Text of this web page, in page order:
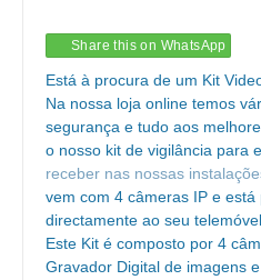
Share this on WhatsApp
Está à procura de um Kit
Na nossa loja online temos
segurança e tudo aos
o nosso kit de vigilância para
receber nas nossas
vem com 4 câmeras IP e
directamente ao seu telemóvel.
Este Kit é composto por 4
Gravador Digital de imagens